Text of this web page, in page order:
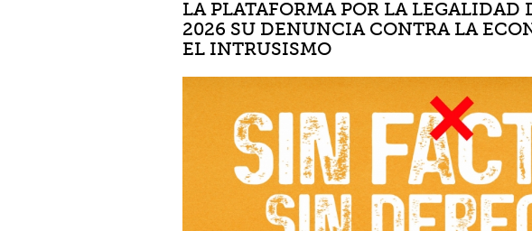
LA PLATAFORMA POR LA LEGALIDAD
2026 SU DENUNCIA CONTRA LA
EL INTRUSISMO